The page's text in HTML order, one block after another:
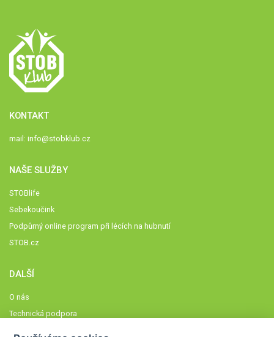
KONTAKT
mail: info@stobklub.cz
NAŠE SLUŽBY
STOBlife
Sebekoučink
Podpůrný online program při lécích na hubnutí
STOB.cz
DALŠÍ
O nás
Technická podpora